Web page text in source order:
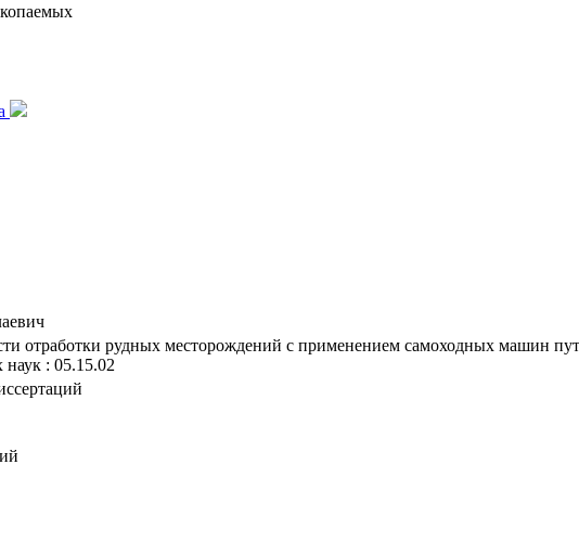
отработки рудных месторождений с применением самоходных машин
наук : 05.15.02